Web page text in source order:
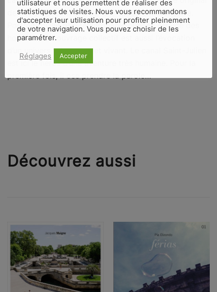
de décentralisation. C’est une spécificité française.
Portrait fouillé d’un remarquable outil au service des
hommes, cet ouvrage collectif est aussi l’évocation
d’un univers foisonnant et vivant. Le canal Saint-Julien
est ici le héros d’une aventure très humaine. Pour la
Découvrez aussi
utilisateur et nous permettent de réaliser des
statistiques de visites. Nous vous recommandons
d'accepter leur utilisation pour profiter pleinement
de votre navigation. Vous pouvez choisir de les
paramétrer.
Réglages Accepter